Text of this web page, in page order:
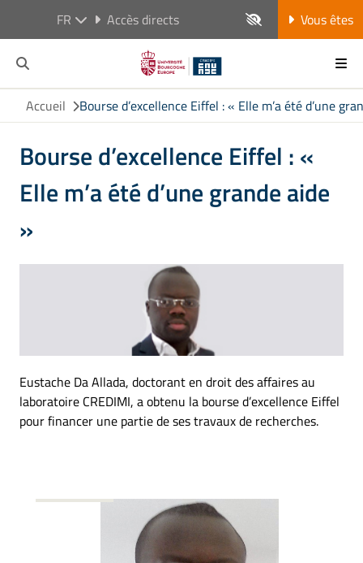
FR Accès directs Vous êtes
Accueil Bourse d’excellence Eiffel : « Elle m’a été d’une
Bourse d’excellence Eiffel : «
Elle m’a été d’une grande aide
»
Eustache Da Allada, doctorant en droit des affaires au
laboratoire CREDIMI, a obtenu la bourse d’excellence Eiffel
pour financer une partie de ses travaux de recherches.